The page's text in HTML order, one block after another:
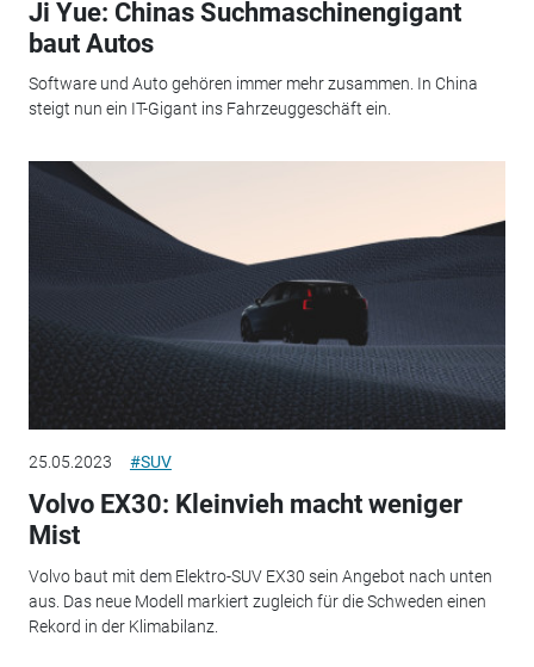
Ji Yue: Chinas Suchmaschinengigant
baut Autos
Software und Auto gehören immer mehr zusammen. In China
steigt nun ein IT-Gigant ins Fahrzeuggeschäft ein.
25.05.2023 #SUV
Volvo EX30: Kleinvieh macht weniger
Mist
Volvo baut mit dem Elektro-SUV EX30 sein Angebot nach unten
aus. Das neue Modell markiert zugleich für die Schweden einen
Rekord in der Klimabilanz.